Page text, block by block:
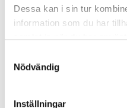
Dessa kan i sin tur
information som du har
Nödvändig
Inställningar
Nödljus
Armaturen är försedd